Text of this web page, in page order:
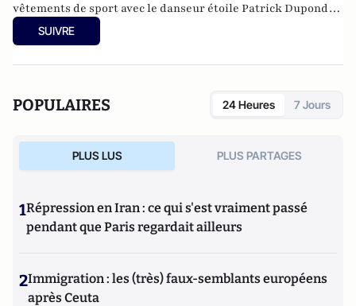
vêtements de sport avec le danseur étoile Patrick Dupond,
avant de devenir gestionnaire de patrimoine. En affaires
avec une société ayant pour client le PSG, il découvre les
François Larios, il est l’un des agents français les plus
SUIVRE
POPULAIRES 24 Heures 7 Jours
PLUS LUS PLUS PARTAGES
1Répression en Iran : ce qui s'est vraiment passé
pendant que Paris regardait ailleurs
2Immigration : les (très) faux-semblants européens
après Ceuta